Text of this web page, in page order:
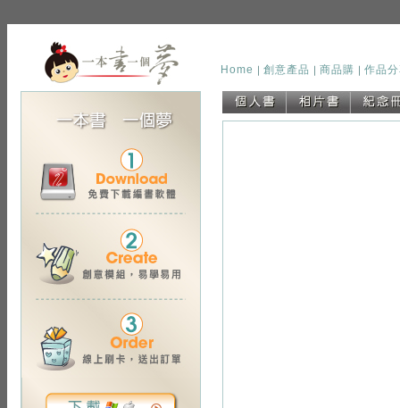
Home ｜ 創意產品 ｜ 商品購 ｜ 作品